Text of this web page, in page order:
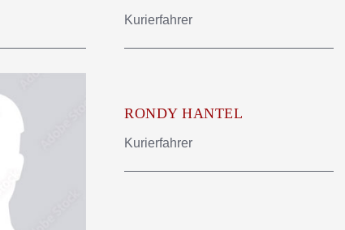
Kurierfahrer
RONDY HANTEL
Kurierfahrer